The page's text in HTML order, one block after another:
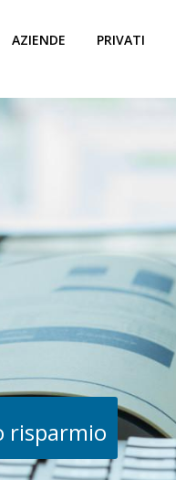
PRIVATI
AZIENDE
risparmio